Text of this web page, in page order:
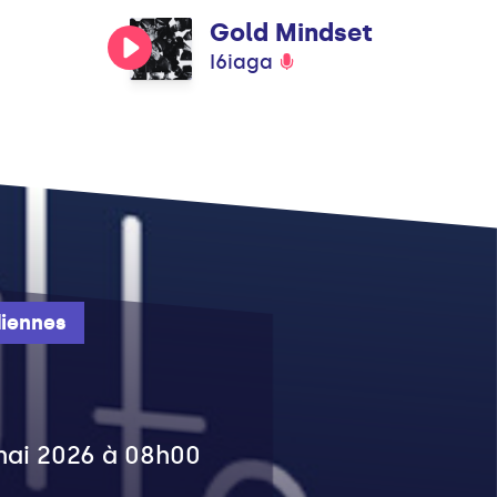
Gold Mindset
I6iaga
2026 à 08h00